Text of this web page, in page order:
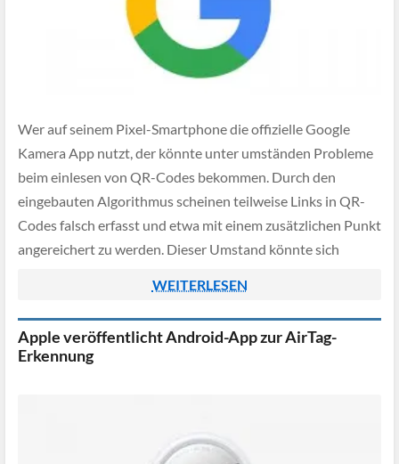
Wer auf seinem Pixel-Smartphone die offizielle Google
Kamera App nutzt, der könnte unter umständen Probleme
beim einlesen von QR-Codes bekommen. Durch den
eingebauten Algorithmus scheinen teilweise Links in QR-
Codes falsch erfasst und etwa mit einem zusätzlichen Punkt
angereichert zu werden. Dieser Umstand könnte sich
indem Dritte ähnliche Internetadressen […]
WEITERLESEN
Apple veröffentlicht Android-App zur AirTag-
Erkennung